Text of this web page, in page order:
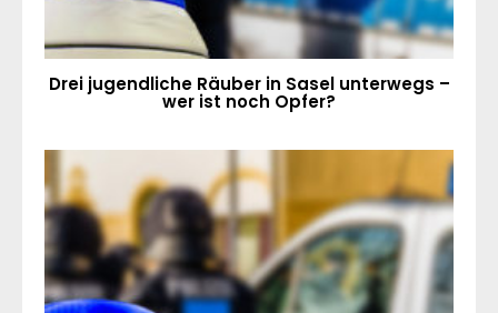
Drei jugendliche Räuber in Sasel unterwegs –
wer ist noch Opfer?